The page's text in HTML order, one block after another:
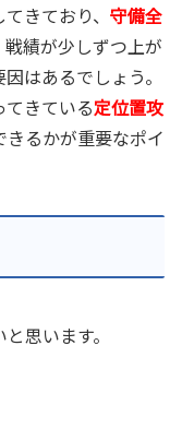
きており、 守備全
績が少しずつ上が
はあるでしょう。
きている定位置攻
きるかが重要なポイ
思います。